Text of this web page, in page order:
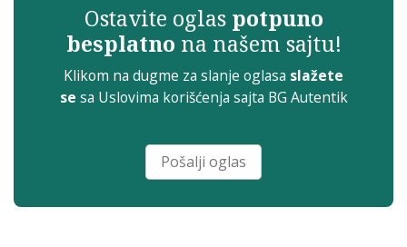
Ostavite oglas potpuno
besplatno na našem sajtu!
Klikom na dugme za slanje oglasa slažete
se sa Uslovima korišćenja sajta BG Autentik
Pošalji oglas